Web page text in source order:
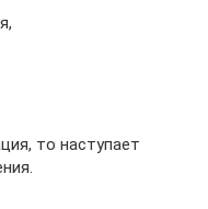
то наступает